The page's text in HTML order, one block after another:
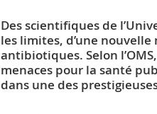
Des scientifiques de
les limites, d’une
antibiotiques. Selon
menaces pour la santé
dans une des